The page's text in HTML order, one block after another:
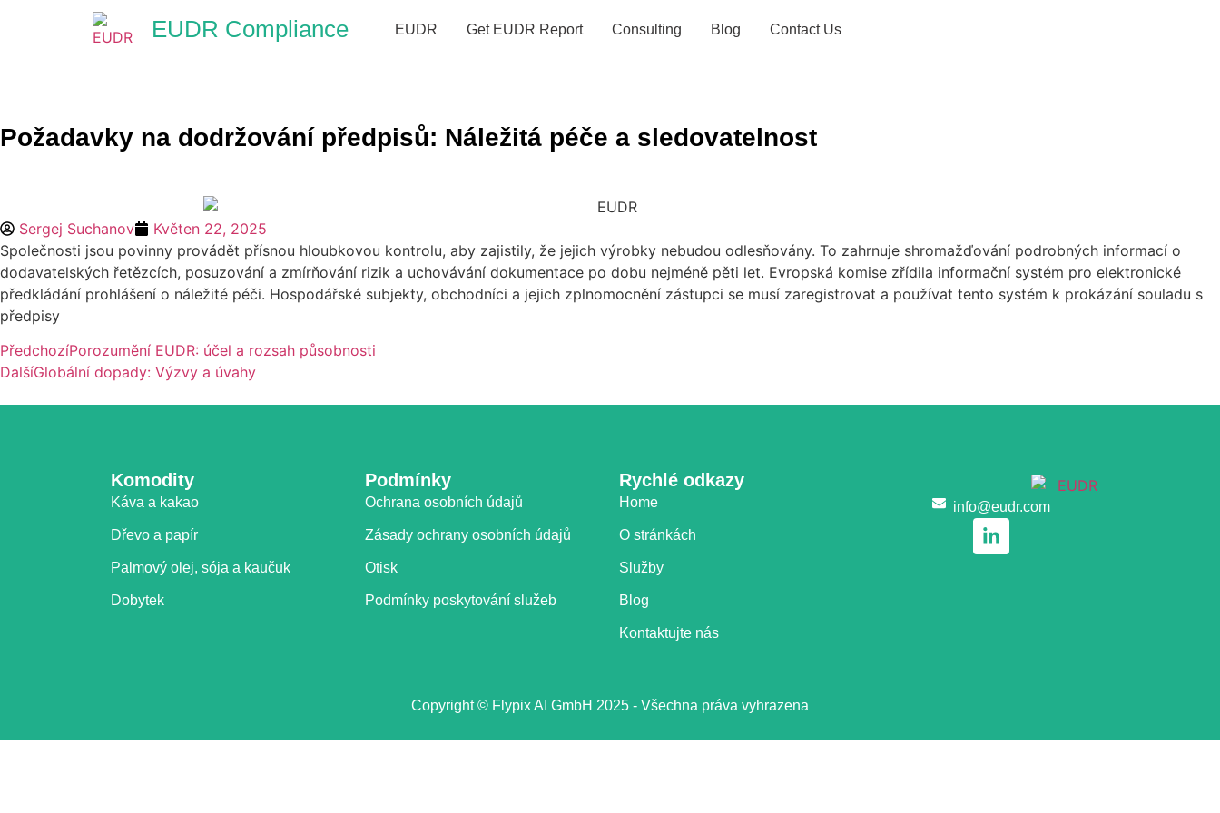
EUDR Compliance EUDR Get EUDR Report Consulting Blog Contact Us
Požadavky na dodržování předpisů: Náležitá péče a sledovatelnost
Sergej Suchanov
Květen 22, 2025
Společnosti jsou povinny provádět přísnou hloubkovou kontrolu, aby zajistily, že jejich výrobky nebudou odlesňovány. To zahrnuje shromažďování podrobných informací o
dodavatelských řetězcích, posuzování a zmírňování rizik a uchovávání dokumentace po dobu nejméně pěti let. Evropská komise zřídila informační systém pro elektronické
předkládání prohlášení o náležité péči. Hospodářské subjekty, obchodníci a jejich zplnomocnění zástupci se musí zaregistrovat a používat tento systém k prokázání souladu s
předpisy
PředchozíPorozumění EUDR: účel a rozsah působnosti
DalšíGlobální dopady: Výzvy a úvahy
Komodity
Káva a kakao
Dřevo a papír
Palmový olej, sója a kaučuk
Dobytek
Podmínky
Ochrana osobních údajů
Zásady ochrany osobních údajů
Otisk
Podmínky poskytování služeb
Rychlé odkazy
Home
O stránkách
Služby
Blog
Kontaktujte nás
info@eudr.com
Copyright © Flypix AI GmbH 2025 - Všechna práva vyhrazena